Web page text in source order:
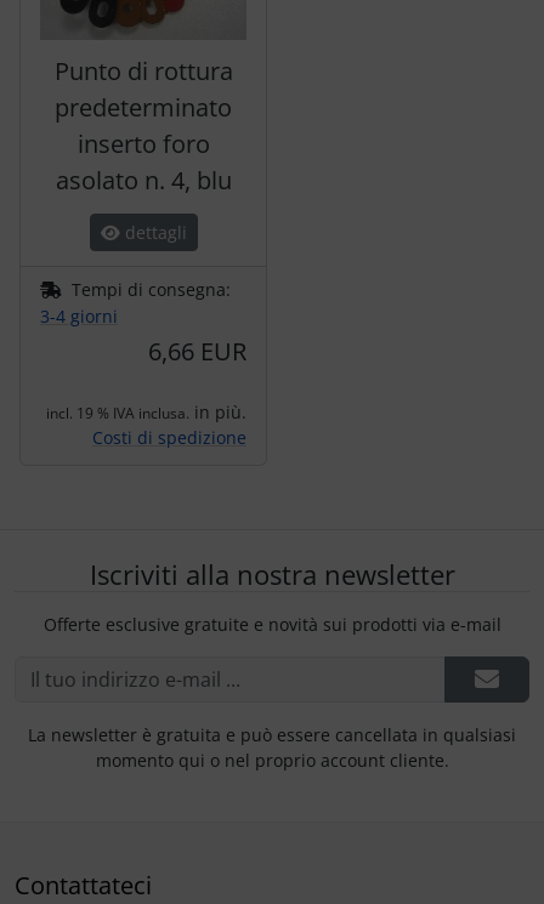
Punto di rottura
predeterminato
inserto foro
asolato n. 4, blu
dettagli
Tempi di consegna:
3-4 giorni
6,66 EUR
incl. 19 % IVA inclusa. in più.
Costi di spedizione
Iscriviti alla nostra newsletter
Offerte esclusive gratuite e novità sui prodotti via e-mail
La newsletter è gratuita e può essere cancellata in qualsiasi
momento qui o nel proprio account cliente.
Contattateci